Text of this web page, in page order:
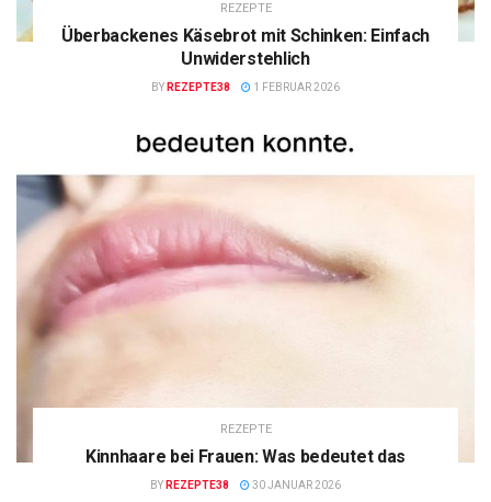
REZEPTE
Überbackenes Käsebrot mit Schinken: Einfach
Unwiderstehlich
BY REZEPTE38 1 FEBRUAR 2026
REZEPTE
Kinnhaare bei Frauen: Was bedeutet das
BY REZEPTE38 30 JANUAR 2026